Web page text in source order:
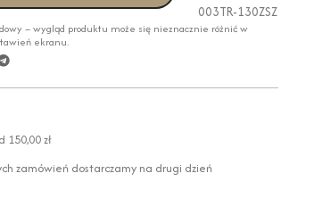
003TR-130ZSZ
– wygląd produktu może się nieznacznie różnić w
ekranu.
zł
zamówień dostarczamy na drugi dzień